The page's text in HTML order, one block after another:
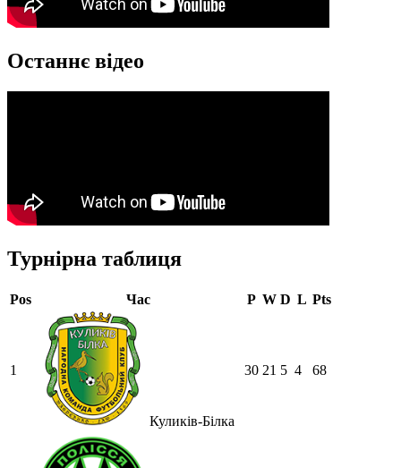
Останнє відео
Турнірна таблиця
Pos Час P W D L Pts
1
Куликів-Білка
30 21 5 4 68